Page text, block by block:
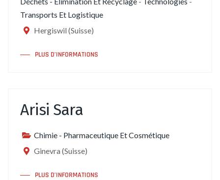
Transports Et Logistique
Hergiswil (Suisse)
PLUS D’INFORMATIONS
Arisi Sara
Chimie - Pharmaceutique Et Cosmétique
Ginevra (Suisse)
PLUS D’INFORMATIONS